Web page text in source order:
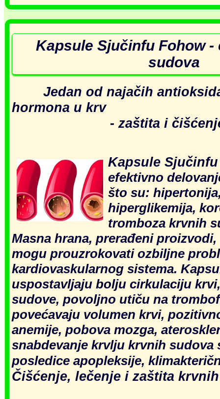
Kapsule Sjučinfu Fohow
sudova
Jedan od najačih
hormona u krv
- zaštita i čišćenje
Kapsule Sjučinfu
efektivno
što su: hip
hiperglikemija,
tromboza krvnih
Маsna hrаna, prеrаđеni prоizvоdi,
mоgu prоuzrоkоvаti оzbilјnе
kаrdiоvаskulаrnоg sistеmа. Kapsu
uspostavljaju bolju cirkulaciju
sudove, povoljno utiču na
povećavaju volumen krvi,
anemije, pobova mozga,
snabdevanje krvlju krvnih sudova
posledice apopleksije,
Čišćenje, lečenje i zaštita